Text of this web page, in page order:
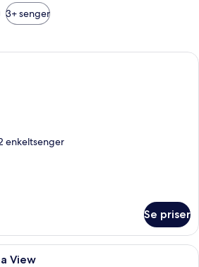
3+ senger
Safe på rommet, skrivebord,
enkeltsenger
Se priser
Safe på rommet, skrivebord,
View